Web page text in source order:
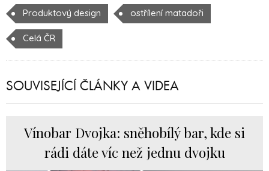
Produktový design ostřílení matadoři
Celá ČR
SOUVISEJÍCÍ ČLÁNKY A VIDEA
Vínobar Dvojka: sněhobílý bar, kde si
rádi dáte víc než jednu dvojku